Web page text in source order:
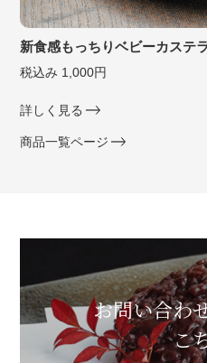
新食感もっちりベビーカステ
税込み 1,000円
詳しく見る
商品一覧ページ
お問い合わ
こ